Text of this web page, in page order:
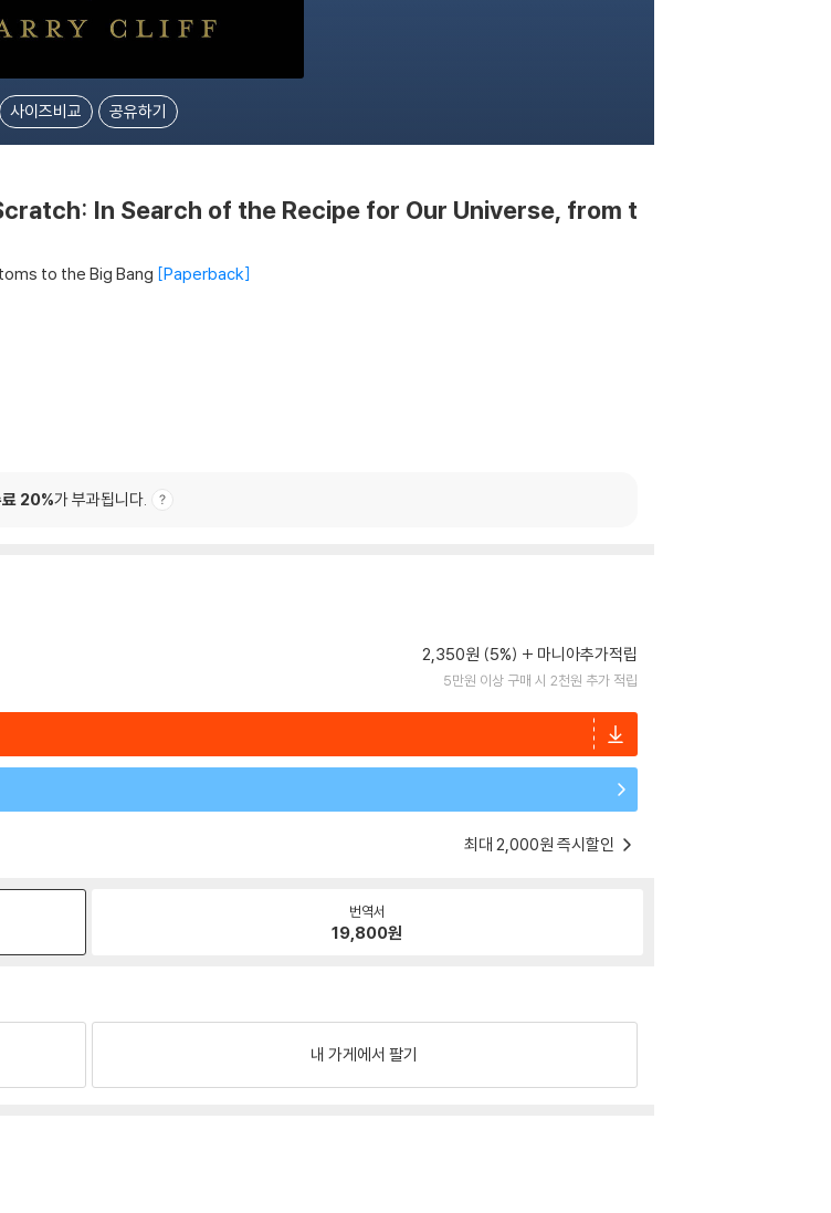
사이즈비교 공유하기
In Search of the Recipe for Our Universe, from t
to the Big Bang Paperback
료 20%가 부과됩니다.
2,350원 (5%) 마니아추가적립
5만원 이상 구매 시 2천원 추가 적립
최대 2,000원 즉시할인
번역서
19,800원
내 가게에서 팔기